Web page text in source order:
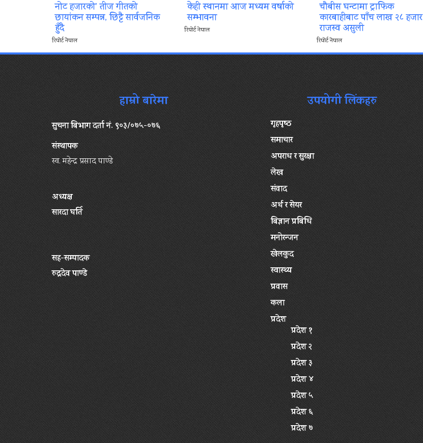
नोट हजारको’ तीज गीतको
छायांकन सम्पन्न, छिट्टै सार्वजनिक
हुँदै
रिपोर्ट नेपाल
केही स्थानमा आज मध्यम वर्षाको
सम्भावना
रिपोर्ट नेपाल
चौबीस घन्टामा ट्राफिक
कारबाहीबाट पाँच लाख २८ हजार
राजस्व असुली
रिपोर्ट नेपाल
हाम्रो बारेमा
सुचना बिभाग दर्ता नं. ९०३/०७५-०७६
संस्थापक
स्व. महेन्द्र प्रसाद पाण्डे
अध्यक्ष
सारदा घर्ति
सह-सम्पादक
रुद्रदेव पाण्डे
उपयोगी लिंकहरु
गृहपृष्‍ठ
समाचार
अपराध र सुरक्षा
लेख
संवाद
अर्थ र सेयर
बिज्ञान प्रबिधि
मनोरन्जन
खेलकुद
स्वास्थ्य
प्रवास
कला
प्रदेश
प्रदेश १
प्रदेश २
प्रदेश ३
प्रदेश ४
प्रदेश ५
प्रदेश ६
प्रदेश ७